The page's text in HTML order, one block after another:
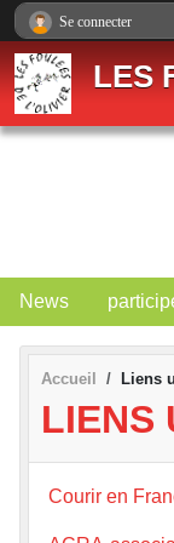
LES
News
Accueil Liens
LIENS
Courir en
Se connecter
Panneau de